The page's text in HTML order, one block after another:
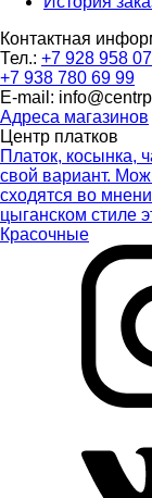
Контактная
Тел.: +7 928 958
+7 938 780 69 99
E-mail:
Адреса магазинов
Центр платков
Платок, косынка,
свой вариант.
сходятся во
цыганском стиле
Красочные